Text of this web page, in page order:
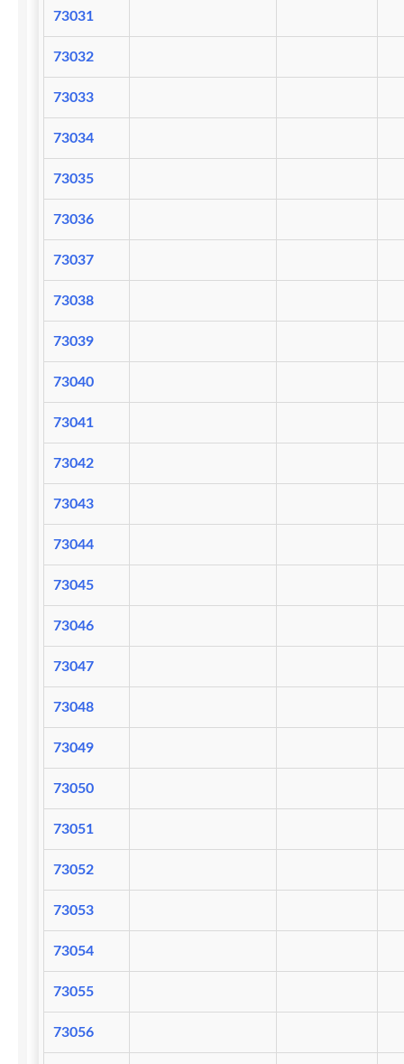
73031
73032
73033
73034
73035
73036
73037
73038
73039
73040
73041
73042
73043
73044
73045
73046
73047
73048
73049
73050
73051
73052
73053
73054
73055
73056